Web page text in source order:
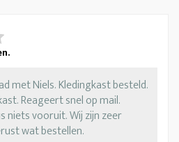
met Niels. Kledingkast besteld.
Reageert snel op mail.
niets vooruit. Wij zijn zeer
wat bestellen.